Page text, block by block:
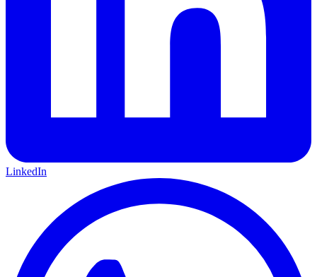
LinkedIn